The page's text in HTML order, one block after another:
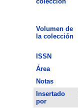
Volumen de
la colección
ISSN
Área
Notas
Insertado
por